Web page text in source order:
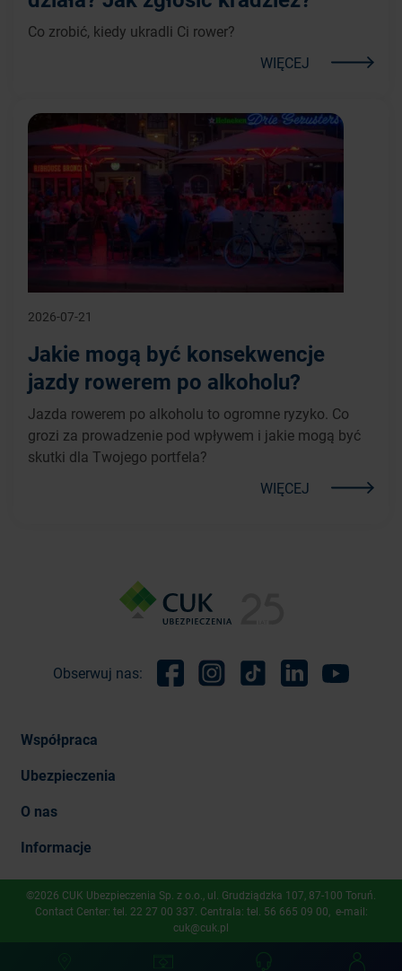
Co zrobić, kiedy ukradli Ci rower?
WIĘCEJ
2026-07-21
Jakie mogą być konsekwencje
jazdy rowerem po alkoholu?
Jazda rowerem po alkoholu to ogromne ryzyko. Co
grozi za prowadzenie pod wpływem i jakie mogą być
skutki dla Twojego portfela?
WIĘCEJ
Obserwuj nas:
Współpraca
Ubezpieczenia
O nas
Informacje
©2026 CUK Ubezpieczenia Sp. z o.o., ​ul. Grudziądzka 107, 87-100 Toruń.
Contact Center: tel. 22 27 00 337 . Centrala: tel. 56 665 09 00 , e-mail:
cuk@cuk.pl